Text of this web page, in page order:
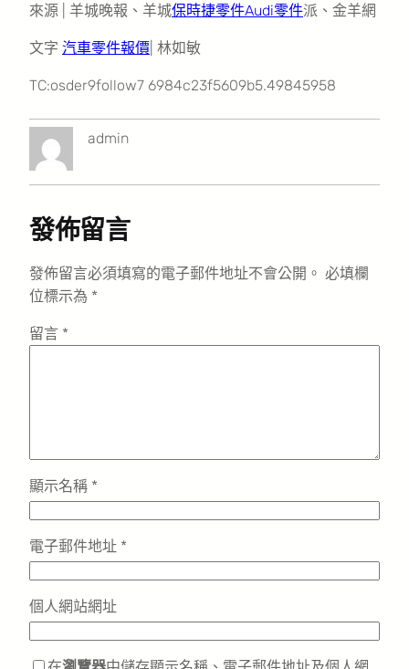
來源 | 羊城晚報、羊城保時捷零件Audi零件派、金羊網
文字 汽車零件報價 | 林如敏
TC:osder9follow7 6984c23f5609b5.49845958
admin
發佈留言
發佈留言必須填寫的電子郵件地址不會公開。 必填欄
位標示為 *
留言 *
顯示名稱 *
電子郵件地址 *
個人網站網址